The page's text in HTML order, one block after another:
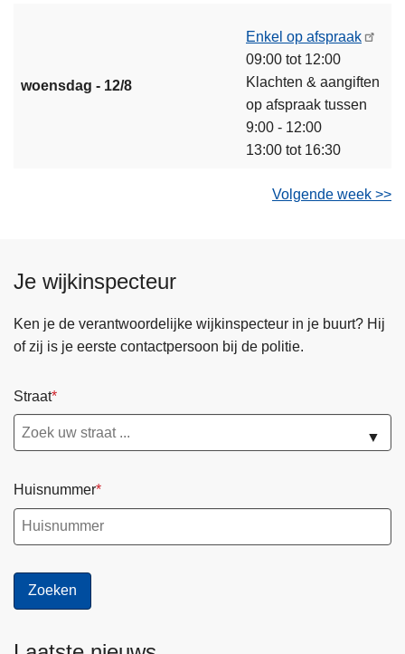
woensdag - 12/8
Enkel op afspraak
09:00 tot 12:00
Klachten & aangiften
op afspraak tussen
9:00 - 12:00
13:00 tot 16:30
Volgende week >>
Je wijkinspecteur
Ken je de verantwoordelijke wijkinspecteur in je buurt? Hij
of zij is je eerste contactpersoon bij de politie.
Straat
▼
Huisnummer